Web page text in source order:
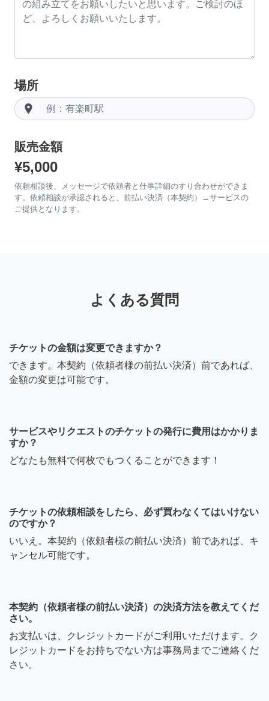
場所
room
販売金額
¥5,000
依頼相談後、メッセージで依頼者と仕事詳細のすり合わせができま
す。依頼相談が承認されると、前払い決済（本契約）→サービスの
ご提供となります。
よくある質問
チケットの金額は変更できますか？
できます。本契約（依頼者様の前払い決済）前であれば、
金額の変更は可能です。
サービスやリクエストのチケットの発行に費用はかかりま
すか？
どなたも無料で何枚でもつくることができます！
チケットの依頼相談をしたら、必ず買わなくてはいけない
のですか？
いいえ。本契約（依頼者様の前払い決済）前であれば、キ
ャンセル可能です。
本契約（依頼者様の前払い決済）の決済方法を教えてくだ
さい。
お支払いは、クレジットカードがご利用いただけます。ク
レジットカードをお持ちでない方は事務局までご連絡くだ
さい。